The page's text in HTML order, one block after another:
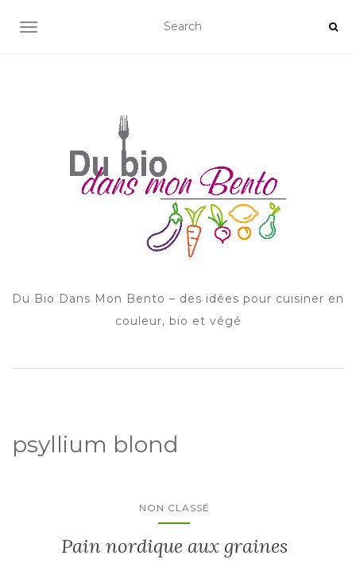
AFFICHER/MASQUER LA NAVIGATION
Du Bio Dans Mon Bento – des idées pour cuisiner en
couleur, bio et végé
psyllium blond
NON CLASSÉ
Pain nordique aux graines